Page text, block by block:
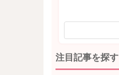
注目記事を探す